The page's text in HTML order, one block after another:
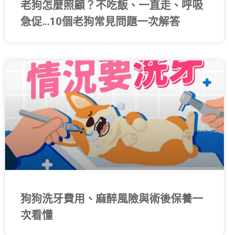
老狗怎麼照顧？不吃飯、一直走、呼吸
急促…10個老狗常見問題一次解答
狗狗洗牙費用、麻醉風險與術後保養一
次看懂